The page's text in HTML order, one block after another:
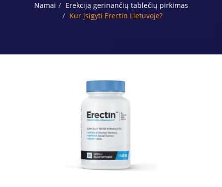
Namai
Erekciją gerinančių tablečių pirkimas
Kur įsigyti Erectin Lietuvoje?